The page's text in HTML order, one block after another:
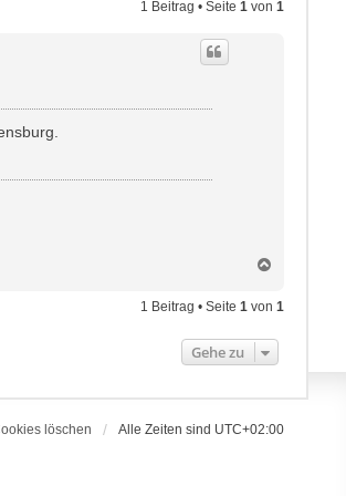
1 Beitrag • Seite1 von1
c
h
e
1 Beitrag • Seite1 von1
Gehe zu
löschen Alle Zeiten sind UTC+02:00